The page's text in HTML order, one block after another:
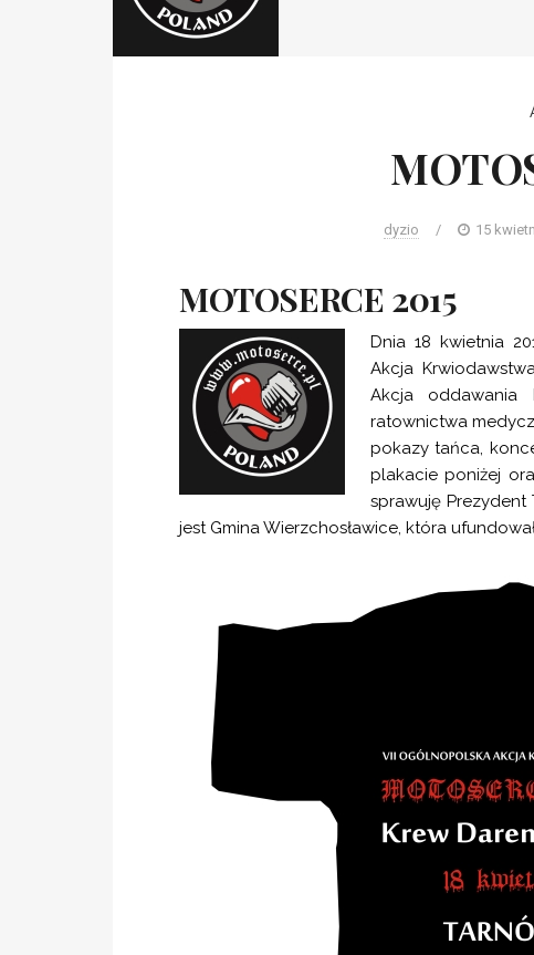
dyzio / 15
MOTOSERCE 2015
Dnia 18 kwietnia
Akcja
Akcja oddawania
ratownictwa
pokazy tańca,
plakacie poniżej
sprawuję Prezydent
jest Gmina Wierzchosławice, która